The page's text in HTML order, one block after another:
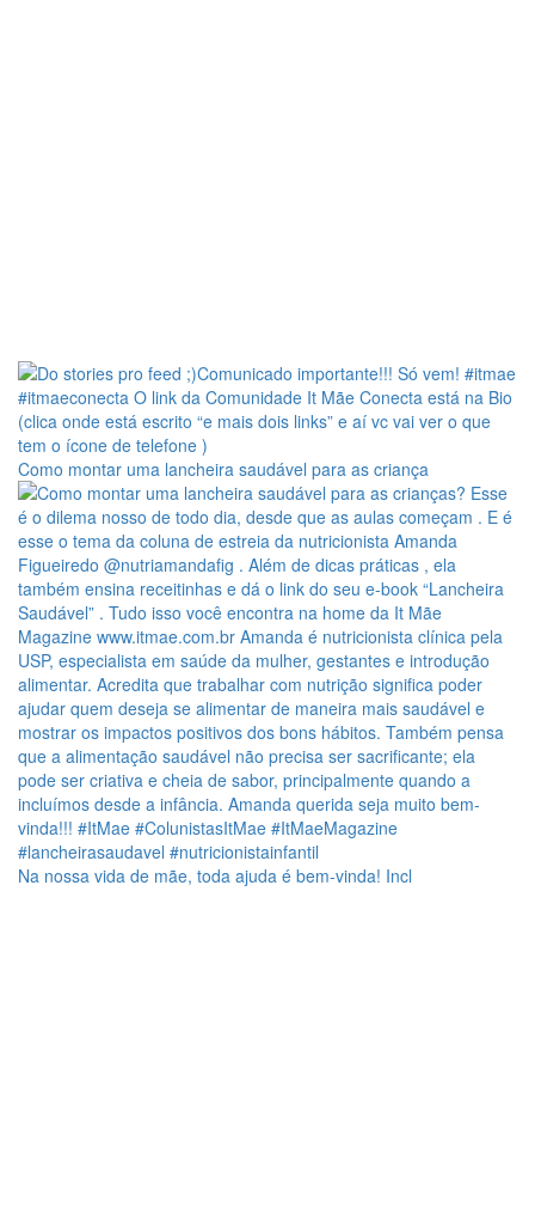
Como montar uma lancheira saudável para as criança
Na nossa vida de mãe, toda ajuda é bem-vinda! Incl